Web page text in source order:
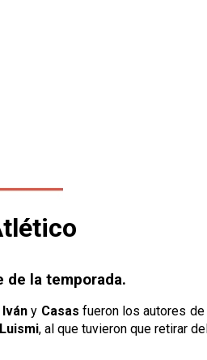
de la temporada.
Ivány Casas fueron los autores
Luismi, al que tuvieron que retirar